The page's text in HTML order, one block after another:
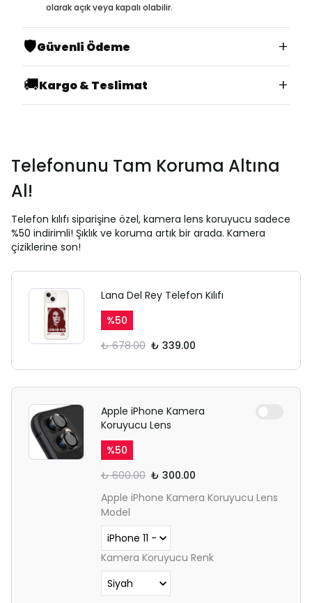
olarak açık veya kapalı olabilir.
🛡️Güvenli Ödeme
+
🚚Kargo & Teslimat +
Telefonunu Tam Koruma Altına
Al!
Telefon kılıfı siparişine özel, kamera lens koruyucu sadece
%50 indirimli! Şıklık ve koruma artık bir arada. Kamera
çiziklerine son!
Lana Del Rey Telefon Kılıfı
%50
₺ 678.00 ₺ 339.00
Apple iPhone Kamera
Koruyucu Lens
%50
₺ 600.00 ₺ 300.00
Apple iPhone Kamera Koruyucu Lens
Model
Kamera Koruyucu Renk